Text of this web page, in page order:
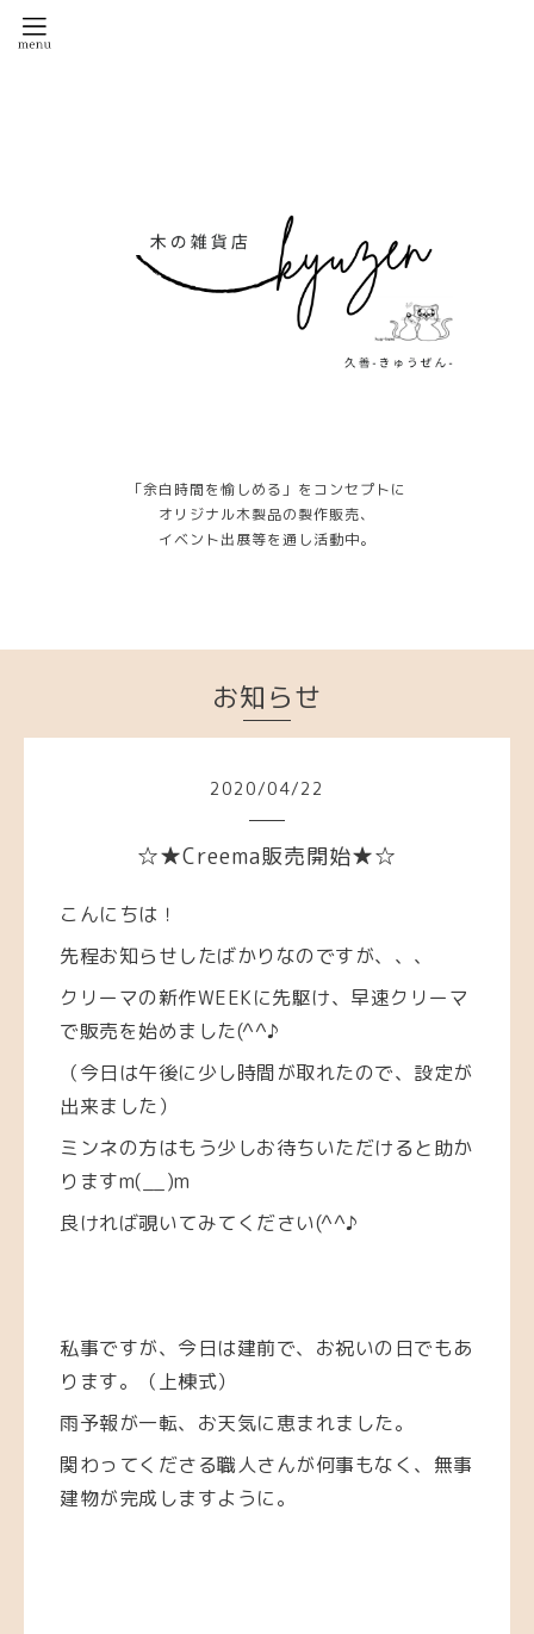
「余白時間を愉しめる」をコンセプトに
オリジナル木製品の製作販売、
イベント出展等を通し活動中。
お知らせ
2020/04/22
☆★Creema販売開始★☆
こんにちは！
先程お知らせしたばかりなのですが、、、
クリーマの新作WEEKに先駆け、早速クリーマ
で販売を始めました(^^♪
（今日は午後に少し時間が取れたので、設定が
出来ました）
ミンネの方はもう少しお待ちいただけると助か
りますm(__)m
良ければ覗いてみてください(^^♪
私事ですが、今日は建前で、お祝いの日でもあ
ります。（上棟式）
雨予報が一転、お天気に恵まれました。
関わってくださる職人さんが何事もなく、無事
建物が完成しますように。